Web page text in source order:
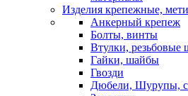
Изделия крепежные,
Анкерный крепеж
Болты, винты
Втулки, резьбовые
Гайки, шайбы
Гвозди
Дюбели, Шурупы,